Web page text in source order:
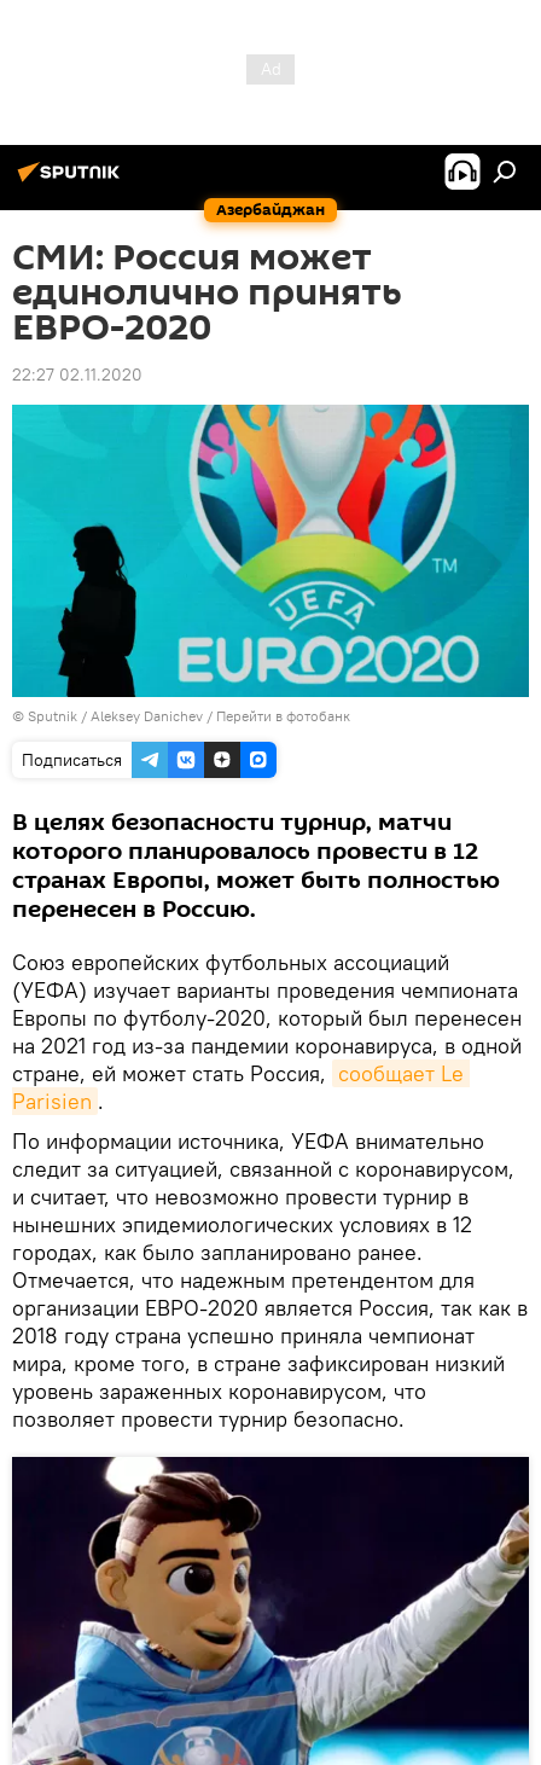
Азербайджан
СМИ: Россия может
единолично принять
ЕВРО-2020
22:27 02.11.2020
© Sputnik / Aleksey Danichev / Перейти в фотобанк
Подписаться
В целях безопасности турнир, матчи
которого планировалось провести в 12
странах Европы, может быть полностью
перенесен в Россию.
Союз европейских футбольных ассоциаций
(УЕФА) изучает варианты проведения чемпионата
Европы по футболу-2020, который был перенесен
на 2021 год из-за пандемии коронавируса, в одной
стране, ей может стать Россия, сообщает Le
Parisien .
По информации источника, УЕФА внимательно
следит за ситуацией, связанной с коронавирусом,
и считает, что невозможно провести турнир в
нынешних эпидемиологических условиях в 12
городах, как было запланировано ранее.
Отмечается, что надежным претендентом для
организации ЕВРО-2020 является Россия, так как в
2018 году страна успешно приняла чемпионат
мира, кроме того, в стране зафиксирован низкий
уровень зараженных коронавирусом, что
позволяет провести турнир безопасно.